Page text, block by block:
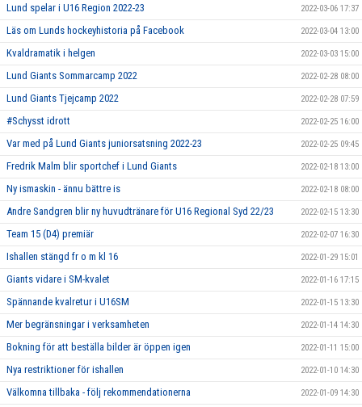
Lund spelar i U16 Region 2022-23 2022-03-06 17:37
Läs om Lunds hockeyhistoria på Facebook 2022-03-04 13:00
Kvaldramatik i helgen 2022-03-03 15:00
Lund Giants Sommarcamp 2022 2022-02-28 08:00
Lund Giants Tjejcamp 2022 2022-02-28 07:59
#Schysst idrott 2022-02-25 16:00
Var med på Lund Giants juniorsatsning 2022-23 2022-02-25 09:45
Fredrik Malm blir sportchef i Lund Giants 2022-02-18 13:00
Ny ismaskin - ännu bättre is 2022-02-18 08:00
Andre Sandgren blir ny huvudtränare för U16 Regional Syd 22/23 2022-02-15 13:30
Team 15 (D4) premiär 2022-02-07 16:30
Ishallen stängd fr o m kl 16 2022-01-29 15:01
Giants vidare i SM-kvalet 2022-01-16 17:15
Spännande kvalretur i U16SM 2022-01-15 13:30
Mer begränsningar i verksamheten 2022-01-14 14:30
Bokning för att beställa bilder är öppen igen 2022-01-11 15:00
Nya restriktioner för ishallen 2022-01-10 14:30
Välkomna tillbaka - följ rekommendationerna 2022-01-09 14:30